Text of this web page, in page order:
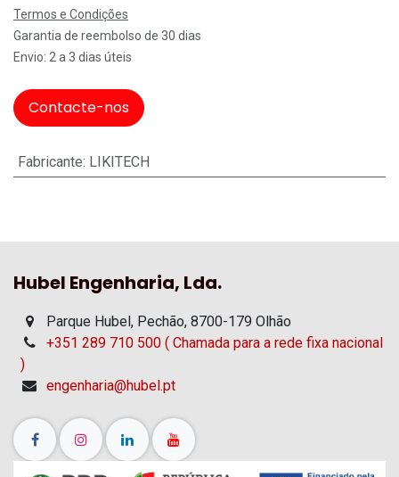
Termos e Condições
Garantia de reembolso de 30 dias
Envio: 2 a 3 dias úteis
Contacte-nos
Fabricante: LIKITECH
Hubel Engenharia, Lda.
Parque Hubel, Pechão, 8700-179 Olhão
+351 289 710 500 ( Chamada para a rede fixa nacional
)
engenharia@hubel.pt